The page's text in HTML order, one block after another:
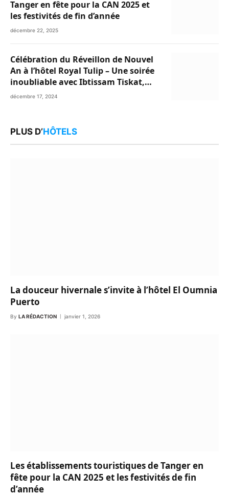
Tanger en fête pour la CAN 2025 et
les festivités de fin d’année
décembre 22, 2025
Célébration du Réveillon de Nouvel
An à l’hôtel Royal Tulip – Une soirée
inoubliable avec Ibtissam Tiskat,
Oussama Abdedaim et Abdelwahed
décembre 17, 2024
PLUS D’HÔTELS
La douceur hivernale s’invite à l’hôtel El Oumnia
Puerto
By LA RÉDACTION janvier 1, 2026
Les établissements touristiques de Tanger en
fête pour la CAN 2025 et les festivités de fin
d’année